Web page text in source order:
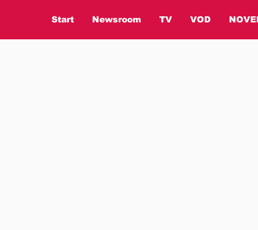
Start Newsroom TV VOD